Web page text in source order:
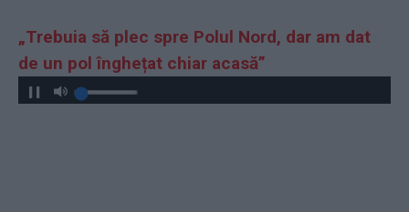
„Trebuia să plec spre Polul Nord, dar am dat
de un pol înghețat chiar acasă”
Play